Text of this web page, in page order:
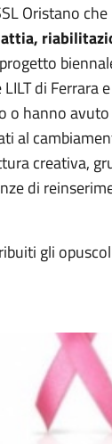
Oristano
di Ferrara
o hanno
al
creativa,
di
gli